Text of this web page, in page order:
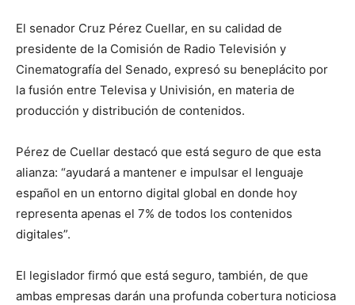
El senador Cruz Pérez Cuellar, en su calidad de
presidente de la Comisión de Radio Televisión y
Cinematografía del Senado, expresó su beneplácito por
la fusión entre Televisa y Univisión, en materia de
producción y distribución de contenidos.
Pérez de Cuellar destacó que está seguro de que esta
alianza: “ayudará a mantener e impulsar el lenguaje
español en un entorno digital global en donde hoy
representa apenas el 7% de todos los contenidos
digitales”.
El legislador firmó que está seguro, también, de que
ambas empresas darán una profunda cobertura noticiosa